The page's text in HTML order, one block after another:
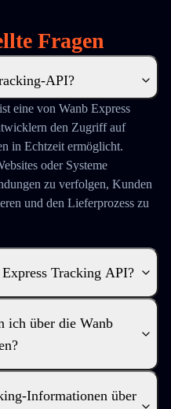
Fragen
API?
eine von Wanb Express
den Zugriff auf
in Echtzeit ermöglicht.
oder Systeme
zu verfolgen, Kunden
und den Lieferprozess zu
Tracking API?
ich über die Wanb
Informationen über